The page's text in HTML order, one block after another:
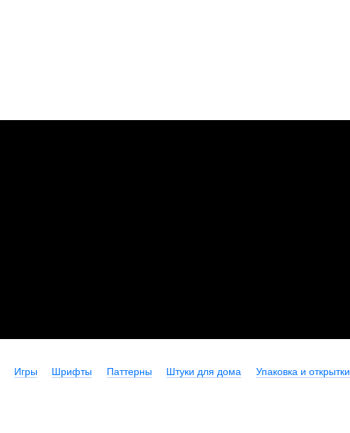
Игры Шрифты Паттерны Штуки для дома Упаковка и открытки